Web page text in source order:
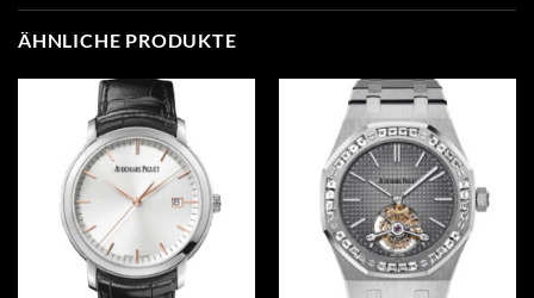
ÄHNLICHE PRODUKTE